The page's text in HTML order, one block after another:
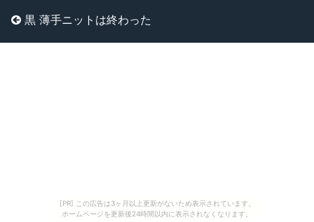
[PR] この広告は3ヶ月以上更新がないため表示されています。
ホームページを更新後24時間以内に表示されなくなります。
黒 薄手ニットは終わった